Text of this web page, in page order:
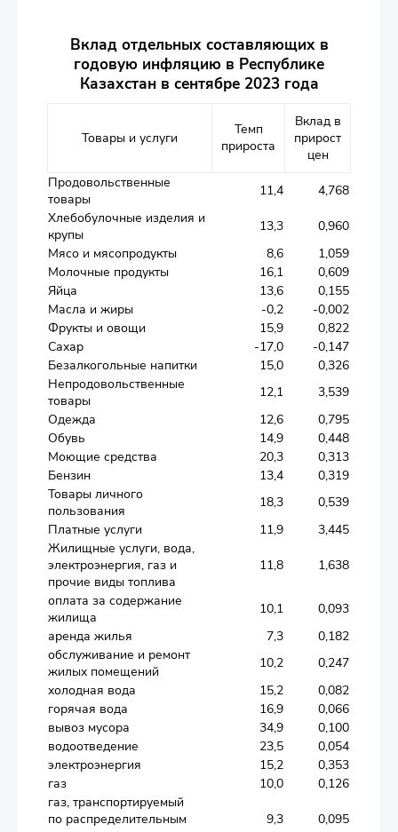
Вклад отдельных составляющих в
годовую инфляцию в Республике
Казахстан в сентябре 2023 года
Товары и услуги
Темп
прироста
Вклад в
прирост
цен
Продовольственные
товары
11,4
4,768
Хлебобулочные изделия и
крупы
13,3
0,960
Мясо и мясопродукты
8,6
1,059
Молочные продукты
16,1
0,609
Яйца
13,6
0,155
Масла и жиры
-0,2
-0,002
Фрукты и овощи
15,9
0,822
Сахар
-17,0
-0,147
Безалкогольные напитки
15,0
0,326
Непродовольственные
товары
12,1
3,539
Одежда
12,6
0,795
Обувь
14,9
0,448
Моющие средства
20,3
0,313
Бензин
13,4
0,319
Товары личного
пользования
18,3
0,539
Платные услуги
11,9
3,445
Жилищные услуги, вода,
электроэнергия, газ и
прочие виды топлива
11,8 1,638
оплата за содержание
жилища
10,1
0,093
аренда жилья
7,3
0,182
обслуживание и ремонт
жилых помещений
10,2
0,247
холодная вода
15,2
0,082
горячая вода
16,9
0,066
вывоз мусора
34,9
0,100
водоотведение
23,5
0,054
электроэнергия
15,2
0,353
газ
10,0
0,126
газ, транспортируемый
по распределительным
9,3 0,095